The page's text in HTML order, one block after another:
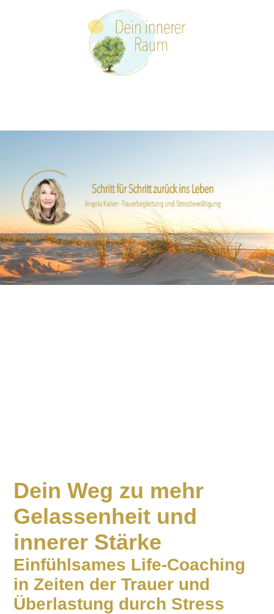
Dein Weg zu mehr
Gelassenheit und
innerer Stärke
Einfühlsames Life-Coaching
in Zeiten der Trauer und
Überlastung durch Stress